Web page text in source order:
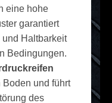
eine hohe
garantiert
Haltbarkeit
Bedingungen.
Boden und führt
des